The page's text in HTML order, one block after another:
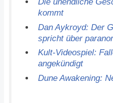
kommt
Dan Aykroyd: Der
spricht über
Kult-Videospiel:
angekündigt
Dune Awakening: